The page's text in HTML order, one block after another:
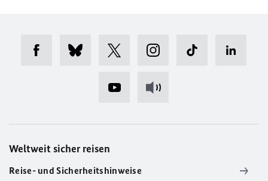
Weltweit sicher reisen
Reise- und Sicherheitshinweise